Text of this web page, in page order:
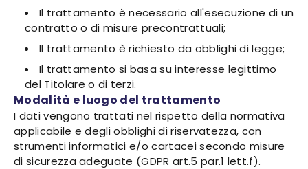
Il trattamento è necessario all'esecuzione di un
contratto o di misure precontrattuali;
Il trattamento è richiesto da obblighi di legge;
Il trattamento si basa su interesse legittimo
del Titolare o di terzi.
Modalità e luogo del trattamento
I dati vengono trattati nel rispetto della normativa
applicabile e degli obblighi di riservatezza, con
strumenti informatici e/o cartacei secondo misure
di sicurezza adeguate (GDPR art.5 par.1 lett.f).